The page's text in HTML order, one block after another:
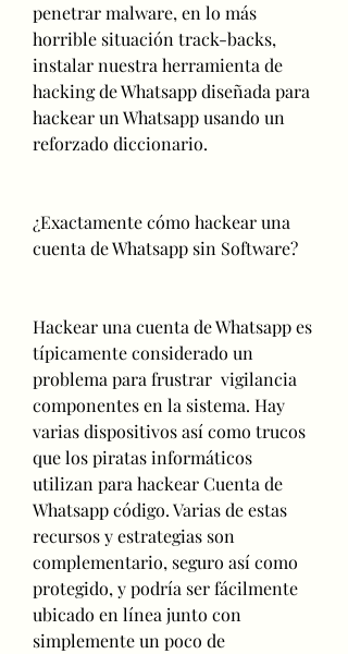
penetrar malware, en lo más
horrible situación track-backs,
instalar nuestra herramienta de
hacking de Whatsapp diseñada para
hackear un Whatsapp usando un
reforzado diccionario.
¿Exactamente cómo hackear una
cuenta de Whatsapp sin Software?
Hackear una cuenta de Whatsapp es
típicamente considerado un
problema para frustrar  vigilancia
componentes en la sistema. Hay
varias dispositivos así como trucos
que los piratas informáticos
utilizan para hackear Cuenta de
Whatsapp código. Varias de estas
recursos y estrategias son
complementario, seguro así como
protegido, y podría ser fácilmente
ubicado en línea junto con
simplemente un poco de